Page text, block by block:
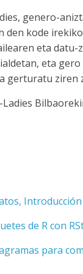
genero-
den kode
eta
eta
gerturatu
de R con
para